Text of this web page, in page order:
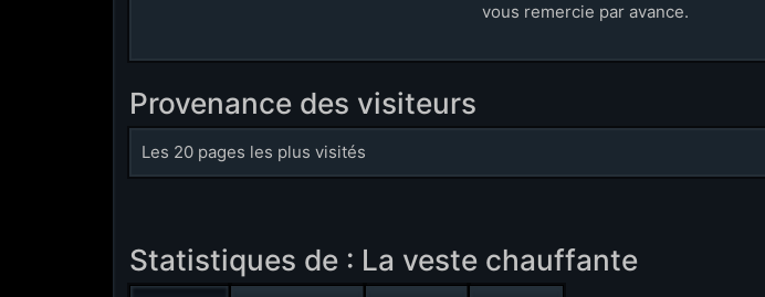
vous remercie par avance.
Provenance des visiteurs
Les 20 pages les plus visités
Statistiques de : La veste chauffante